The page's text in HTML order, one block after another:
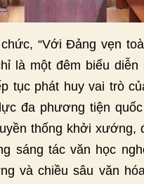
“Với Đảng vẹn
là một đêm biểu diễn
tục phát huy vai trò
đa phương tiện
thống khởi xướng,
sáng tác văn học
và chiều sâu văn